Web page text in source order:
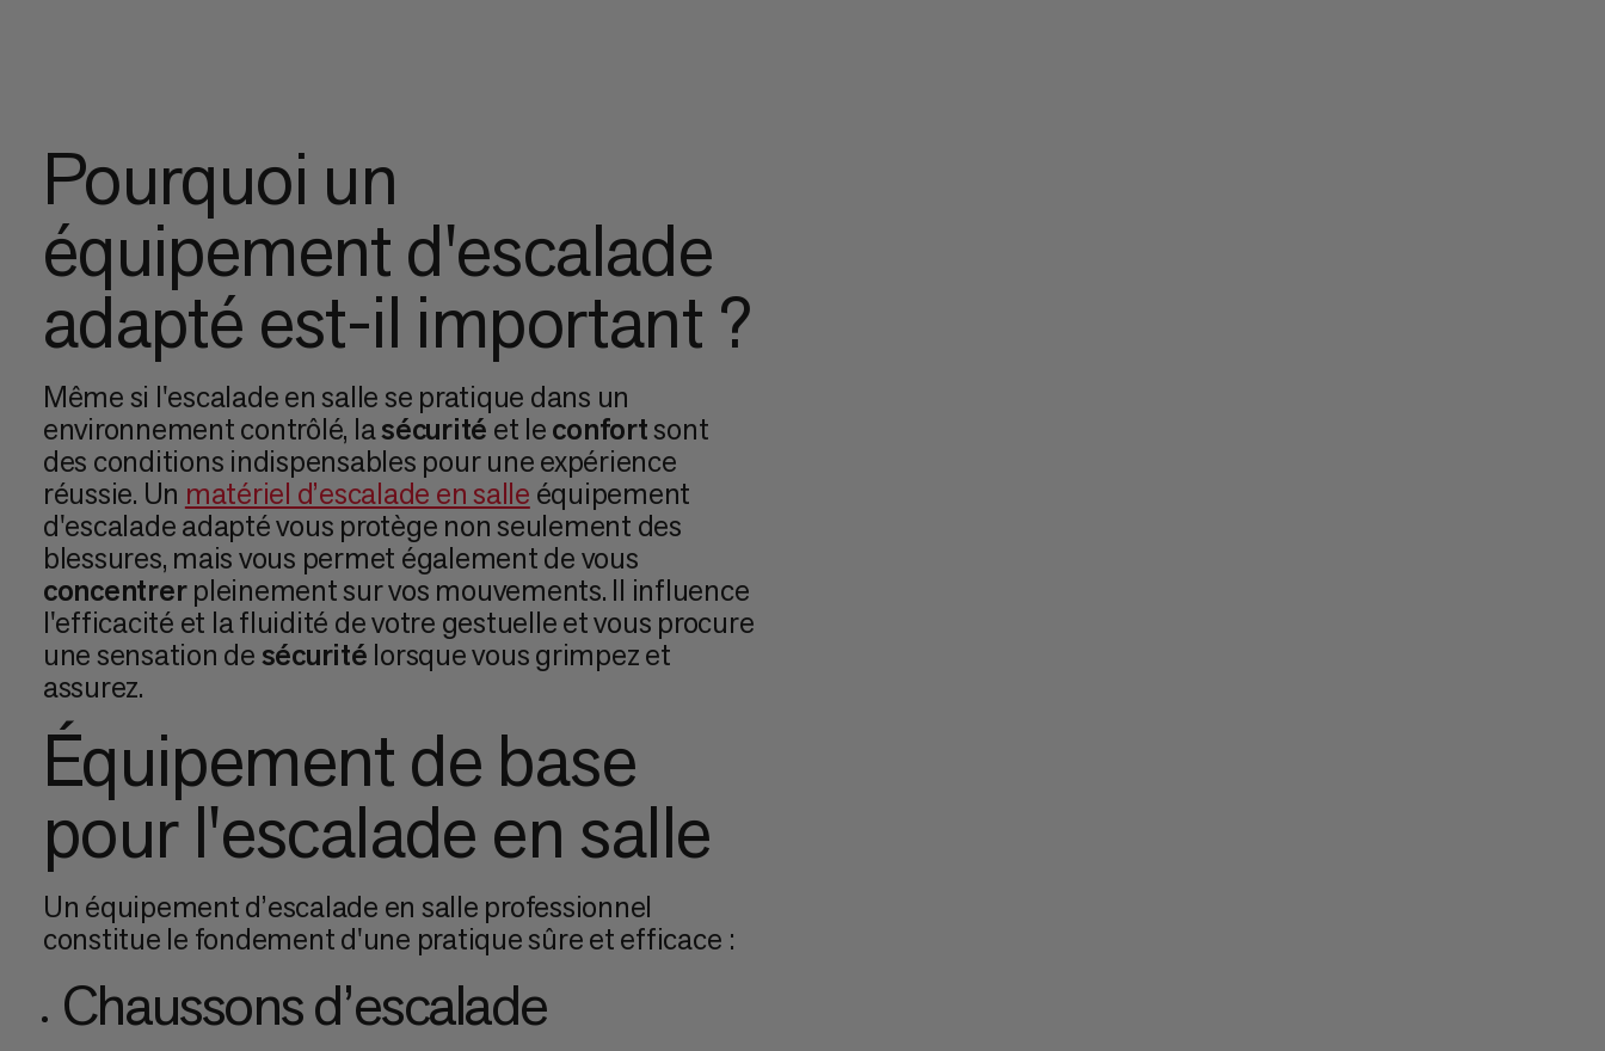
Pourquoi un
équipement d'escalade
adapté est-il important ?
Même si l'escalade en salle se pratique dans un
environnement contrôlé, lasécurité et leconfortsont
des conditions indispensables pour une expérience
réussie. Un matériel d’escalade en salle équipement
d'escalade adapté vous protège non seulement des
blessures, mais vous permet également de vous
concentrerpleinement sur vos mouvements. Il influence
l'efficacité et la fluidité de votre gestuelle et vous procure
une sensation desécurité lorsque vous grimpez et
assurez.
Équipement de base
pour l'escalade en salle
Un équipement d’escalade en salle professionnel
constitue le fondement d'une pratique sûre et efficace :
Chaussons d’escalade